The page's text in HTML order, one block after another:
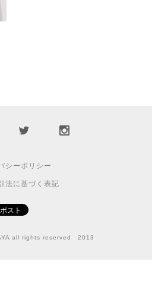
シーポリシー
法に基づく表記
all rights reserved 2013